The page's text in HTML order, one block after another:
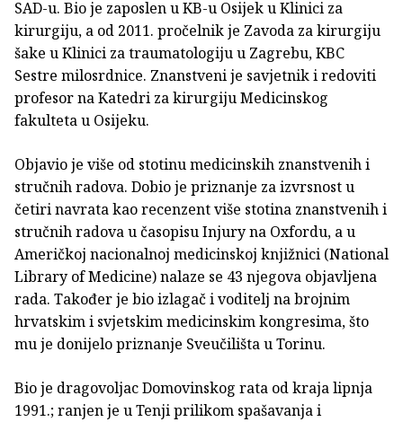
SAD-u. Bio je zaposlen u KB-u Osijek u Klinici za
kirurgiju, a od 2011. pročelnik je Zavoda za kirurgiju
šake u Klinici za traumatologiju u Zagrebu, KBC
Sestre milosrdnice. Znanstveni je savjetnik i redoviti
profesor na Katedri za kirurgiju Medicinskog
fakulteta u Osijeku.
Objavio je više od stotinu medicinskih znanstvenih i
stručnih radova. Dobio je priznanje za izvrsnost u
četiri navrata kao recenzent više stotina znanstvenih i
stručnih radova u časopisu Injury na Oxfordu, a u
Američkoj nacionalnoj medicinskoj knjižnici (National
Library of Medicine) nalaze se 43 njegova objavljena
rada. Također je bio izlagač i voditelj na brojnim
hrvatskim i svjetskim medicinskim kongresima, što
mu je donijelo priznanje Sveučilišta u Torinu.
Bio je dragovoljac Domovinskog rata od kraja lipnja
1991.; ranjen je u Tenji prilikom spašavanja i